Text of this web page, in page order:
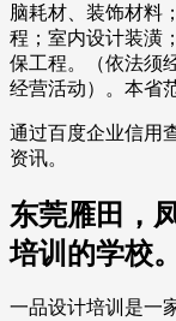
脑耗材、装饰材料
程；室内设计装潢
保工程。（依法须
经营活动）。本省
通过百度企业信用
资讯。
东莞雁田，
培训的学校。
一品设计培训是一